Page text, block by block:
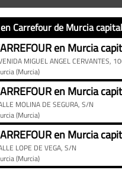
Carrefour de Murcia
en Murcia
MIGUEL ANGEL CERVANTES,
(Murcia)
en Murcia
MOLINA DE SEGURA, S/N
(Murcia)
en Murcia
LOPE DE VEGA, S/N
(Murcia)